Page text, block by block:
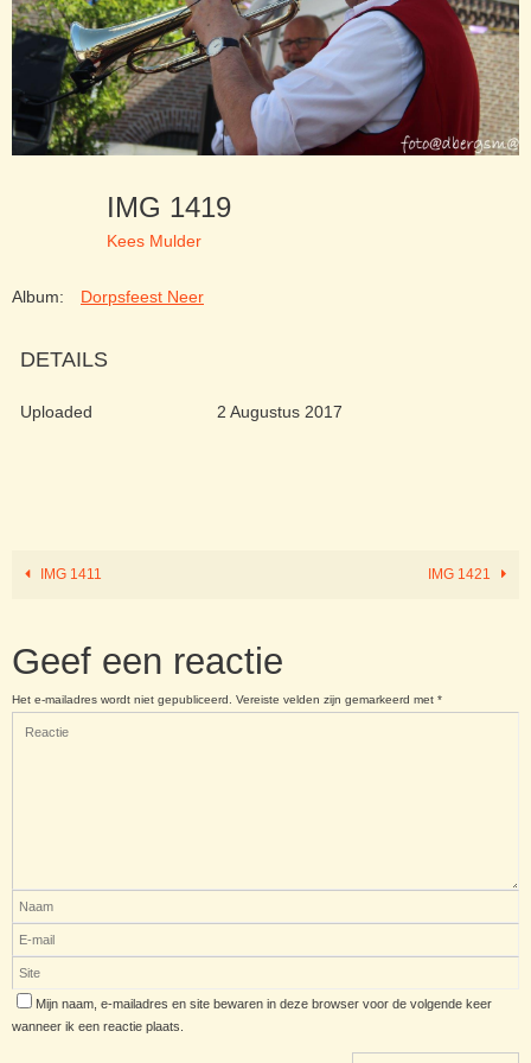
IMG 1419
Kees Mulder
Album: Dorpsfeest Neer
DETAILS
Uploaded 2 Augustus 2017
IMG 1411 IMG 1421
Geef een reactie
Het e-mailadres wordt niet gepubliceerd. Vereiste velden zijn gemarkeerd met *
Mijn naam, e-mailadres en site bewaren in deze browser voor de volgende keer
wanneer ik een reactie plaats.